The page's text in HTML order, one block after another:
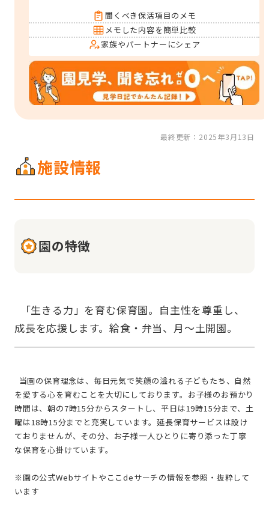
聞くべき保活項目のメモ
メモした内容を簡単比較
家族やパートナーにシェア
最終更新：2025年3月13日
施設情報
園の特徴
を愛する心を育むことを大切にしております。お子様のお預かり
時間は、朝の7時15分からスタートし、平日は19時15分まで、土
曜は18時15分までと充実しています。延長保育サービスは設け
ておりませんが、その分、お子様一人ひとりに寄り添った丁寧
な保育を心掛けています。
※園の公式Webサイトやここdeサーチの情報を参照・抜粋して